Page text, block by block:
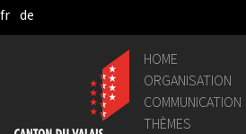
Skip to Main Content
fr de
HOME
ORGANISATION
COMMUNICATION
THÈMES